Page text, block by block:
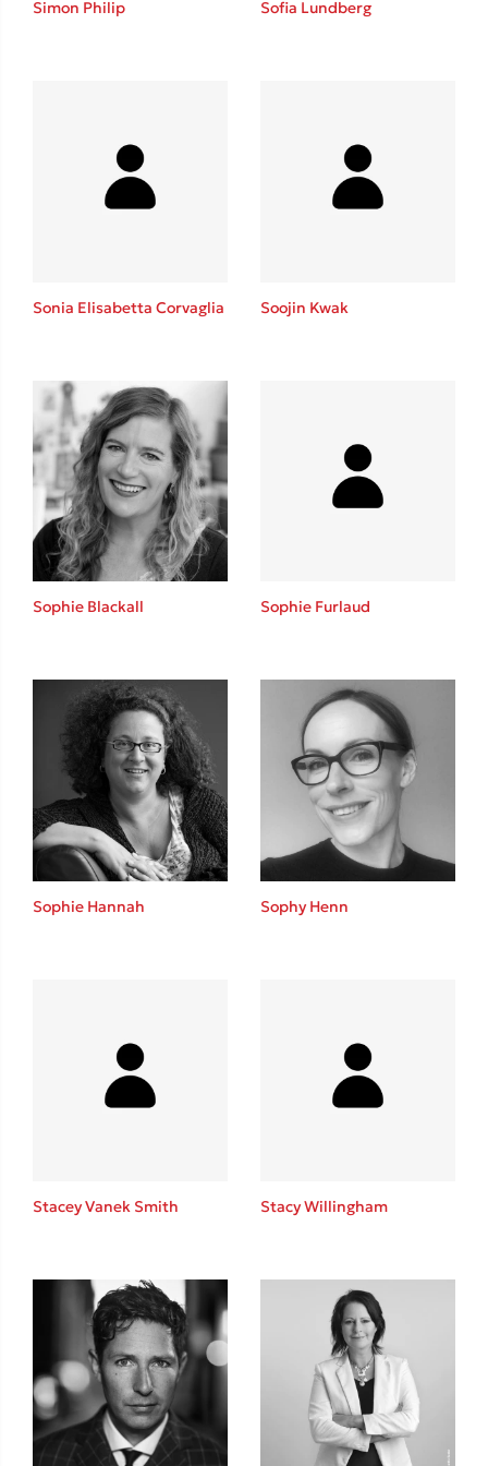
Playlist
Το λεξικό της ζωής σου
Ιωάννης Γλωσσόπουλος
Ένας γίγαντας στο σχολείο
Mel Robbins
Δημοφιλείς Συγγραφείς
Simon Philip Sofia Lundberg
Sonia Elisabetta Corvaglia Soojin Kwak
Sophie Blackall Sophie Furlaud
Sophie Hannah Sophy Henn
Stacey Vanek Smith Stacy Willingham